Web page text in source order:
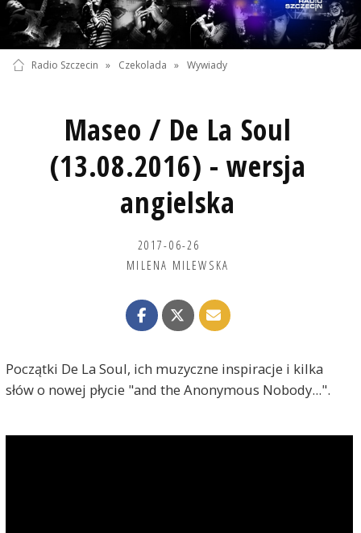
Radio Szczecin » Czekolada » Wywiady
Maseo / De La Soul
(13.08.2016) - wersja
angielska
2017-06-26
MILENA MILEWSKA
Początki De La Soul, ich muzyczne inspiracje i kilka
słów o nowej płycie "and the Anonymous Nobody...".